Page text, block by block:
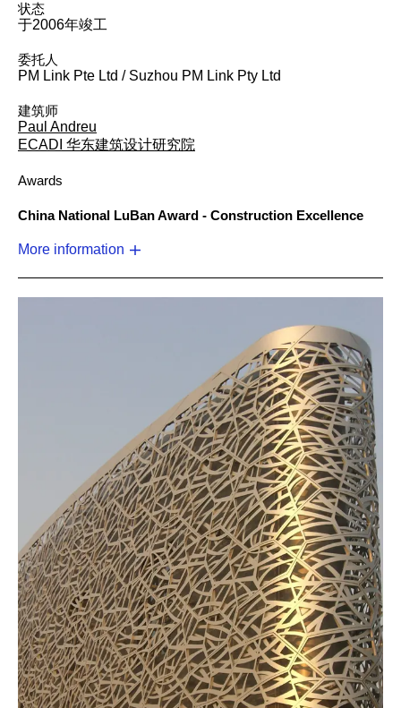
状态
于2006年竣工
委托人
PM Link Pte Ltd / Suzhou PM Link Pty Ltd
建筑师
Paul Andreu
ECADI 华东建筑设计研究院
Awards
China National LuBan Award - Construction Excellence
More information